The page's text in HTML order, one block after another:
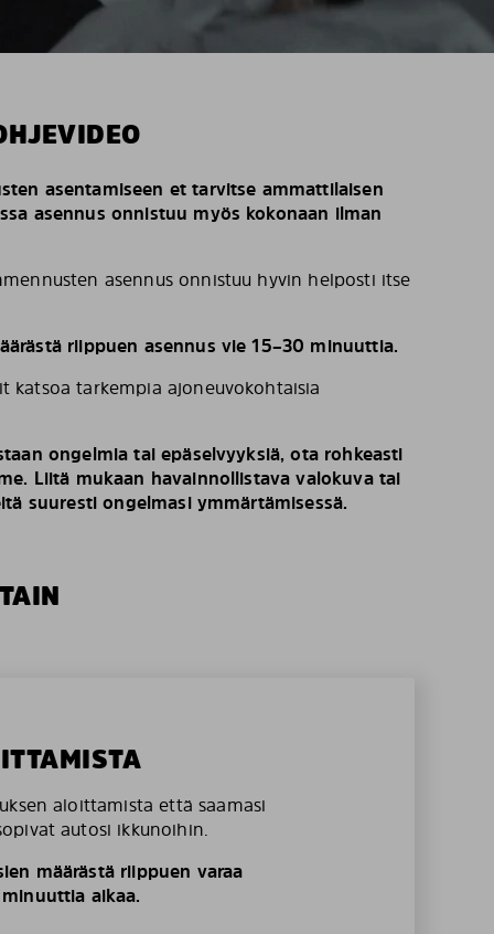
asentamiseen et tarvitse ammattilaisen
asennus onnistuu myös kokonaan ilman
asennus onnistuu hyvin helposti itse
riippuen asennus vie 15–30 minuuttia.
katsoa tarkempia ajoneuvokohtaisia
ongelmia tai epäselvyyksiä, ota rohkeasti
Liitä mukaan havainnollistava valokuva tai
suuresti ongelmasi ymmärtämisessä.
aloittamista että saamasi
autosi ikkunoihin.
määrästä riippuen varaa
aikaa.